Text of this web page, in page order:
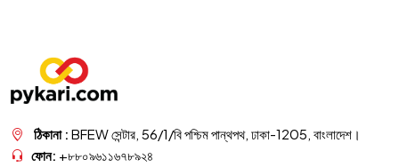
ঠিকানা : BFEW সেন্টার, 56/1/বি পশ্চিম পান্থপথ, ঢাকা-1205, বাংলাদেশ।
ফোন: +৮৮০৯৬১১৬৭৮৯২৪